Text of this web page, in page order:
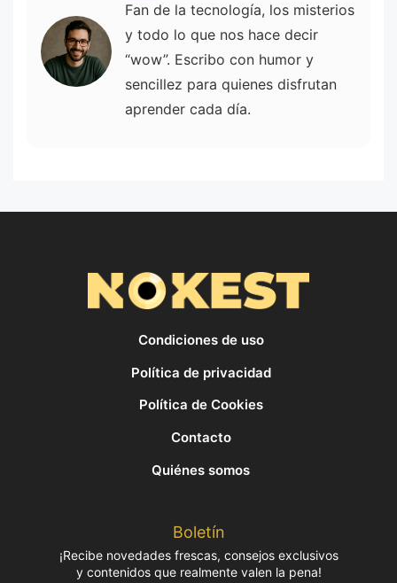
Fan de la tecnología, los misterios
y todo lo que nos hace decir
“wow”. Escribo con humor y
sencillez para quienes disfrutan
aprender cada día.
Condiciones de uso
Política de privacidad
Política de Cookies
Contacto
Quiénes somos
Boletín
¡Recibe novedades frescas, consejos exclusivos
y contenidos que realmente valen la pena!